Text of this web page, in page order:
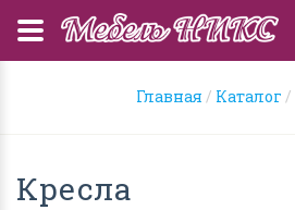
Главная Каталог
Кресла